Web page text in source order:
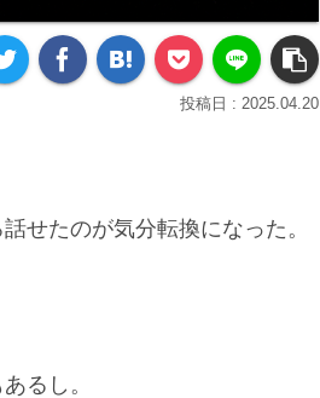
2025.04.20
せたのが気分転換になった。
るし。